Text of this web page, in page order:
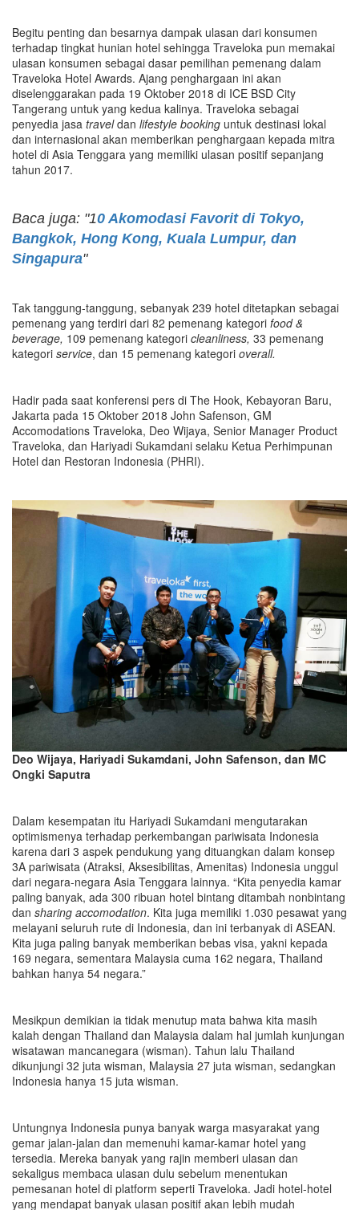
Begitu penting dan besarnya dampak ulasan dari konsumen
terhadap tingkat hunian hotel sehingga Traveloka pun memakai
ulasan konsumen sebagai dasar pemilihan pemenang dalam
Traveloka Hotel Awards. Ajang penghargaan ini akan
diselenggarakan pada 19 Oktober 2018 di ICE BSD City
Tangerang untuk yang kedua kalinya. Traveloka sebagai
penyedia jasa traveldan lifestyle booking untuk destinasi lokal
dan internasional akan memberikan penghargaan kepada mitra
hotel di Asia Tenggara yang memiliki ulasan positif sepanjang
tahun 2017.
Baca juga: "10 Akomodasi Favorit di Tokyo,
Bangkok, Hong Kong, Kuala Lumpur, dan
Singapura"
Tak tanggung-tanggung, sebanyak 239 hotel ditetapkan sebagai
pemenang yang terdiri dari 82 pemenang kategori food &
beverage, 109 pemenang kategori cleanliness, 33 pemenang
kategori service, dan 15 pemenang kategori overall.
Hadir pada saat konferensi pers di The Hook, Kebayoran Baru,
Jakarta pada 15 Oktober 2018 John Safenson, GM
Accomodations Traveloka, Deo Wijaya, Senior Manager Product
Traveloka, dan Hariyadi Sukamdani selaku Ketua Perhimpunan
Hotel dan Restoran Indonesia (PHRI).
Deo Wijaya, Hariyadi Sukamdani, John Safenson, dan MC
Ongki Saputra
Dalam kesempatan itu Hariyadi Sukamdani mengutarakan
optimismenya terhadap perkembangan pariwisata Indonesia
karena dari 3 aspek pendukung yang dituangkan dalam konsep
3A pariwisata (Atraksi, Aksesibilitas, Amenitas) Indonesia unggul
dari negara-negara Asia Tenggara lainnya. “Kita penyedia kamar
paling banyak, ada 300 ribuan hotel bintang ditambah nonbintang
dan sharing accomodation. Kita juga memiliki 1.030 pesawat yang
melayani seluruh rute di Indonesia, dan ini terbanyak di ASEAN.
Kita juga paling banyak memberikan bebas visa, yakni kepada
169 negara, sementara Malaysia cuma 162 negara, Thailand
bahkan hanya 54 negara.”
Mesikpun demikian ia tidak menutup mata bahwa kita masih
kalah dengan Thailand dan Malaysia dalam hal jumlah kunjungan
wisatawan mancanegara (wisman). Tahun lalu Thailand
dikunjungi 32 juta wisman, Malaysia 27 juta wisman, sedangkan
Indonesia hanya 15 juta wisman.
Untungnya Indonesia punya banyak warga masyarakat yang
gemar jalan-jalan dan memenuhi kamar-kamar hotel yang
tersedia. Mereka banyak yang rajin memberi ulasan dan
sekaligus membaca ulasan dulu sebelum menentukan
pemesanan hotel di platform seperti Traveloka. Jadi hotel-hotel
yang mendapat banyak ulasan positif akan lebih mudah